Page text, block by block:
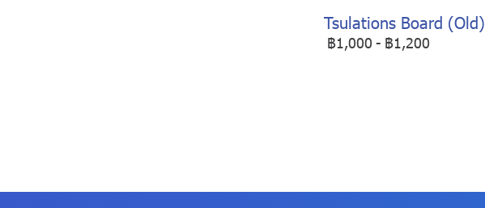
Tsulations Board (Old)
฿1,000 - ฿1,200